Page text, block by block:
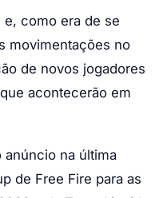
como era de se
movimentações no
de novos jogadores
acontecerão em
na última
de Free Fire para as